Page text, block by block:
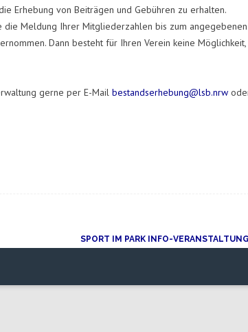
Erhebung von Beiträgen und Gebühren zu erhalten.
die Meldung Ihrer Mitgliederzahlen bis zum angegebenen
Dann besteht für Ihren Verein keine Möglichkeit,
gerne per E-Mail bestandserhebung@lsb.nrw
SPORT IM PARK INFO-VERANSTALTUNG